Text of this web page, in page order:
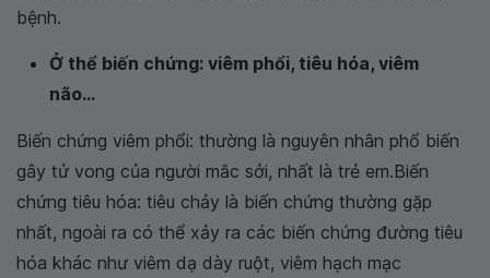
bệnh.
Ở thể biến chứng: viêm phổi, tiêu hóa, viêm
não...
Biến chứng viêm phổi: thường là nguyên nhân phổ biến
gây tử vong của người mắc sởi, nhất là trẻ em.Biến
chứng tiêu hóa: tiêu chảy là biến chứng thường gặp
nhất, ngoài ra có thể xảy ra các biến chứng đường tiêu
hóa khác như viêm dạ dày ruột, viêm hạch mạc